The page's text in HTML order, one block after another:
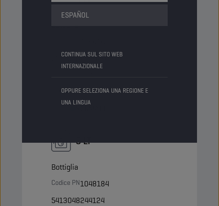
ESPAÑOL
CONTINUA SUL SITO WEB
INTERNAZIONALE
OPPURE SELEZIONA UNA REGIONE E
UNA LINGUA
5413048243929
Pacchi/pallet-
Status
5 LT
Bottiglia
Codice PN1048184
5413048244124